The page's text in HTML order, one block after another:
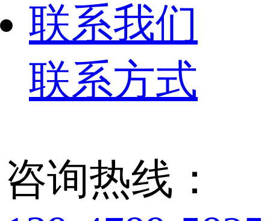
联系我们
联系方式
咨询热线：